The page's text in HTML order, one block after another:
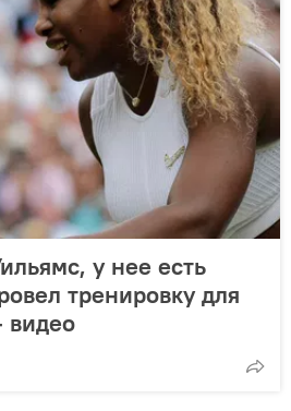
у нее есть
тренировку для